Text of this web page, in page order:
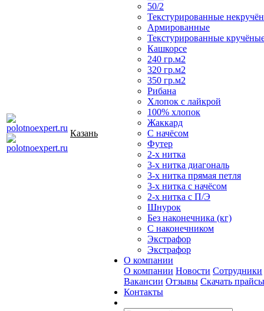
Казань
50/2
Текстурированные
Армированные
Текстурированные
Кашкорсе
240 гр.м2
320 гр.м2
350 гр.м2
Рибана
Хлопок с лайкрой
100% хлопок
Жаккард
С начёсом
Футер
2-х нитка
3-х нитка диагональ
3-х нитка прямая петля
3-х нитка с начёсом
2-х нитка с П/Э
Шнурок
Без наконечника (кг)
С наконечником
Экстрафор
Экстрафор
О компании
О компании Новости Сотрудники
Вакансии Отзывы Скачать прайсы
Контакты